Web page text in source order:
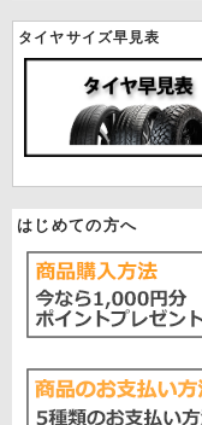
タイヤサイズ早見表
はじめての方へ